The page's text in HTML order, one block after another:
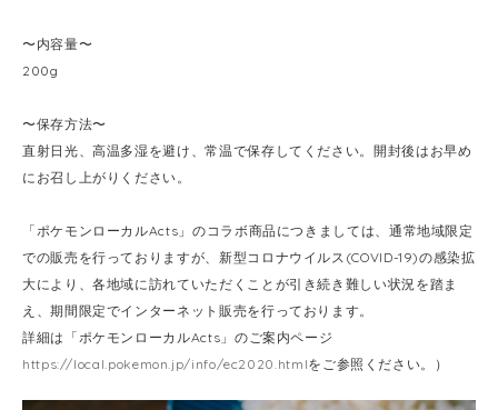
〜内容量〜
200g
〜保存方法〜
直射日光、高温多湿を避け、常温で保存してください。開封後はお早め
にお召し上がりください。
「ポケモンローカルActs」のコラボ商品につきましては、通常地域限定
での販売を行っておりますが、新型コロナウイルス(COVID-19)の感染拡
大により、各地域に訪れていただくことが引き続き難しい状況を踏ま
え、期間限定でインターネット販売を行っております。
詳細は「ポケモンローカルActs」のご案内ページ
https://local.pokemon.jp/info/ec2020.htmlをご参照ください。）